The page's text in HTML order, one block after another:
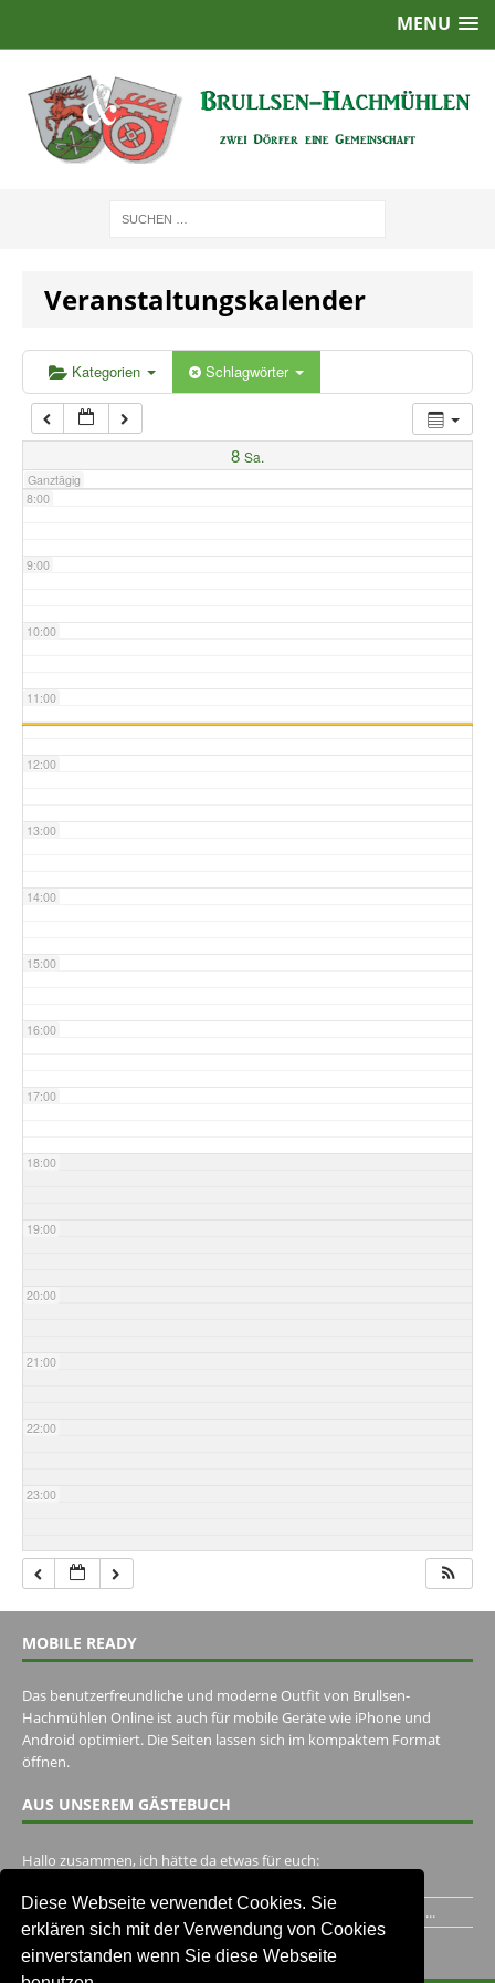
Diese Webseite verwendet Cookies. Sie
erklären sich mit der Verwendung von Cookies
einverstanden wenn Sie diese Webseite
MENU
Veranstaltungskalender
Kategorien Schlagwörter
8 Sa.
Ganztägig
2:00
5:00
6:00
7:00
8:00
9:00
10:00
11:00
12:00
13:00
14:00
15:00
16:00
17:00
18:00
19:00
20:00
21:00
22:00
23:00
MOBILE READY
Das benutzerfreundliche und moderne Outfit von Brullsen-
Hachmühlen Online ist auch für mobile Geräte wie iPhone und
Android optimiert. Die Seiten lassen sich im kompaktem Format
öffnen.
AUS UNSEREM GÄSTEBUCH
Hallo zusammen, ich hätte da etwas für euch:
Ich habe ein Jahr im Gasthaus Hugo Pape verbracht..Habe ihn...
Unser Gästebuch besuchen